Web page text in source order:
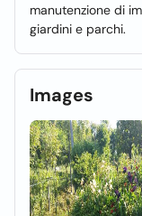
manutenzione di
giardini e parchi.
Images